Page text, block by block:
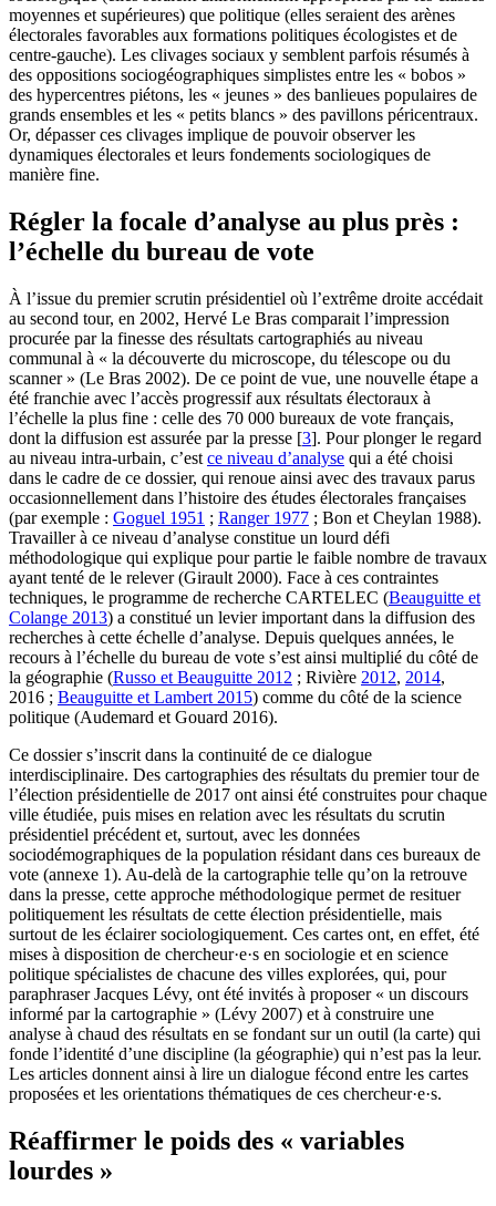
moyennes et supérieures) que politique (elles seraient des arènes
électorales favorables aux formations politiques écologistes et de
centre-gauche). Les clivages sociaux y semblent parfois résumés à
des oppositions sociogéographiques simplistes entre les « bobos »
des hypercentres piétons, les « jeunes » des banlieues populaires de
grands ensembles et les « petits blancs » des pavillons péricentraux.
Or, dépasser ces clivages implique de pouvoir observer les
dynamiques électorales et leurs fondements sociologiques de
manière fine.
Régler la focale d’analyse au plus près :
l’échelle du bureau de vote
À l’issue du premier scrutin présidentiel où l’extrême droite accédait
au second tour, en 2002, Hervé Le Bras comparait l’impression
procurée par la finesse des résultats cartographiés au niveau
communal à « la découverte du microscope, du télescope ou du
scanner » (Le Bras 2002). De ce point de vue, une nouvelle étape a
été franchie avec l’accès progressif aux résultats électoraux à
l’échelle la plus fine : celle des 70 000 bureaux de vote français,
dont la diffusion est assurée par la presse [3]. Pour plonger le regard
au niveau intra-urbain, c’est ce niveau d’analyse qui a été choisi
dans le cadre de ce dossier, qui renoue ainsi avec des travaux parus
occasionnellement dans l’histoire des études électorales françaises
(par exemple : Goguel 1951 ; Ranger 1977 ; Bon et Cheylan 1988).
Travailler à ce niveau d’analyse constitue un lourd défi
méthodologique qui explique pour partie le faible nombre de travaux
ayant tenté de le relever (Girault 2000). Face à ces contraintes
techniques, le programme de recherche CARTELEC (Beauguitte et
Colange 2013) a constitué un levier important dans la diffusion des
recherches à cette échelle d’analyse. Depuis quelques années, le
recours à l’échelle du bureau de vote s’est ainsi multiplié du côté de
la géographie (Russo et Beauguitte 2012 ; Rivière 2012, 2014,
2016 ; Beauguitte et Lambert 2015) comme du côté de la science
politique (Audemard et Gouard 2016).
Ce dossier s’inscrit dans la continuité de ce dialogue
interdisciplinaire. Des cartographies des résultats du premier tour de
l’élection présidentielle de 2017 ont ainsi été construites pour chaque
ville étudiée, puis mises en relation avec les résultats du scrutin
présidentiel précédent et, surtout, avec les données
sociodémographiques de la population résidant dans ces bureaux de
vote (annexe 1). Au-delà de la cartographie telle qu’on la retrouve
dans la presse, cette approche méthodologique permet de resituer
politiquement les résultats de cette élection présidentielle, mais
surtout de les éclairer sociologiquement. Ces cartes ont, en effet, été
mises à disposition de chercheur·e·s en sociologie et en science
politique spécialistes de chacune des villes explorées, qui, pour
paraphraser Jacques Lévy, ont été invités à proposer « un discours
informé par la cartographie » (Lévy 2007) et à construire une
analyse à chaud des résultats en se fondant sur un outil (la carte) qui
fonde l’identité d’une discipline (la géographie) qui n’est pas la leur.
Les articles donnent ainsi à lire un dialogue fécond entre les cartes
proposées et les orientations thématiques de ces chercheur·e·s.
Réaffirmer le poids des « variables
lourdes »